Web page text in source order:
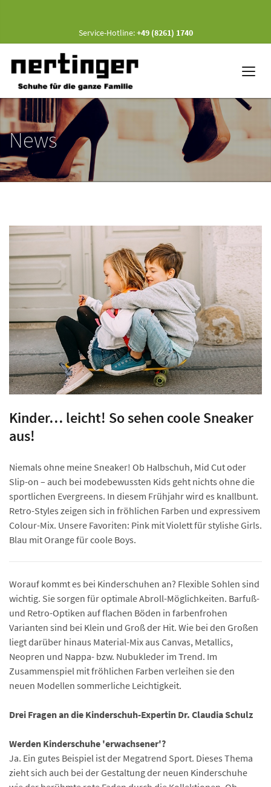
Service-Hotline:+49 (8261) 1740
News
Kinder… leicht! So sehen coole Sneaker
aus!
Niemals ohne meine Sneaker! Ob Halbschuh, Mid Cut oder
Slip-on – auch bei modebewussten Kids geht nichts ohne die
sportlichen Evergreens. In diesem Frühjahr wird es knallbunt.
Retro-Styles zeigen sich in fröhlichen Farben und expressivem
Colour-Mix. Unsere Favoriten: Pink mit Violett für stylishe Girls.
Blau mit Orange für coole Boys.
Worauf kommt es bei Kinderschuhen an? Flexible Sohlen sind
wichtig. Sie sorgen für optimale Abroll-Möglichkeiten. Barfuß-
und Retro-Optiken auf flachen Böden in farbenfrohen
Varianten sind bei Klein und Groß der Hit. Wie bei den Großen
liegt darüber hinaus Material-Mix aus Canvas, Metallics,
Neopren und Nappa- bzw. Nubukleder im Trend. Im
Zusammenspiel mit fröhlichen Farben verleihen sie den
neuen Modellen sommerliche Leichtigkeit.
Drei Fragen an die Kinderschuh-Expertin Dr. Claudia Schulz
Werden Kinderschuhe 'erwachsener'?
Ja. Ein gutes Beispiel ist der Megatrend Sport. Dieses Thema
zieht sich auch bei der Gestaltung der neuen Kinderschuhe